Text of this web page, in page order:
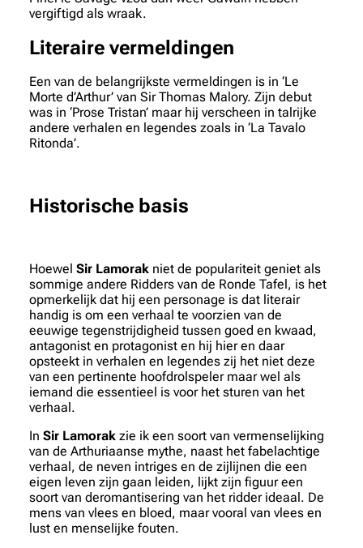
vergiftigd als wraak.
Literaire vermeldingen
Een van de belangrijkste vermeldingen is in ‘Le
Morte d’Arthur’ van Sir Thomas Malory. Zijn debut
was in ‘Prose Tristan’ maar hij verscheen in talrijke
andere verhalen en legendes zoals in ‘La Tavalo
Ritonda’.
Historische basis
Hoewel Sir Lamorak niet de populariteit geniet als
sommige andere Ridders van de Ronde Tafel, is het
opmerkelijk dat hij een personage is dat literair
handig is om een verhaal te voorzien van de
eeuwige tegenstrijdigheid tussen goed en kwaad,
antagonist en protagonist en hij hier en daar
opsteekt in verhalen en legendes zij het niet deze
van een pertinente hoofdrolspeler maar wel als
iemand die essentieel is voor het sturen van het
verhaal.
In Sir Lamorak zie ik een soort van vermenselijking
van de Arthuriaanse mythe, naast het fabelachtige
verhaal, de neven intriges en de zijlijnen die een
eigen leven zijn gaan leiden, lijkt zijn figuur een
soort van deromantisering van het ridder ideaal. De
mens van vlees en bloed, maar vooral van vlees en
lust en menselijke fouten.